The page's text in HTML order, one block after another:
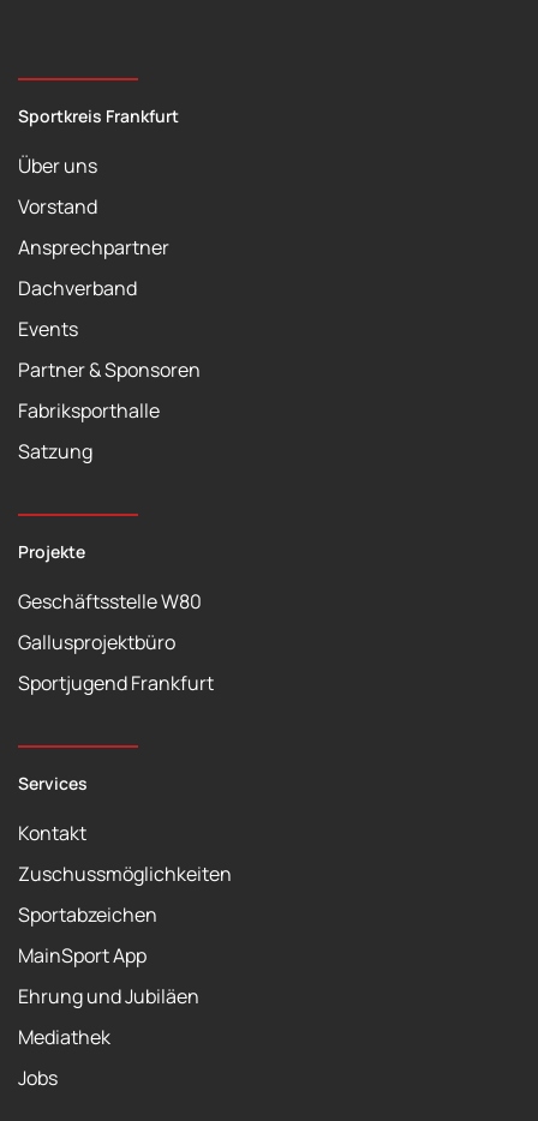
Sportkreis Frankfurt
Über uns
Vorstand
Ansprechpartner
Dachverband
Events
Partner & Sponsoren
Fabriksporthalle
Satzung
Projekte
Geschäftsstelle W80
Gallusprojektbüro
Sportjugend Frankfurt
Services
Kontakt
Zuschussmöglichkeiten
Sportabzeichen
MainSport App
Ehrung und Jubiläen
Mediathek
Jobs